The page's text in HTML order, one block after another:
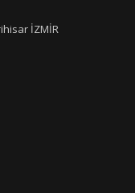
İZMİR